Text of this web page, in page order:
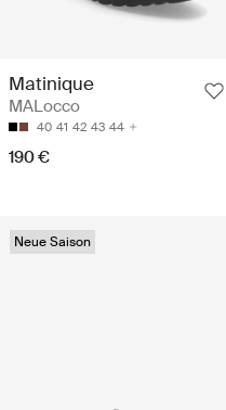
Matinique
MALocco
40 41 42 43 44
190 €
Neue Saison